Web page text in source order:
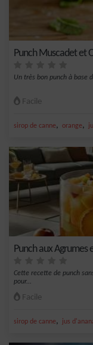
Punch Muscadet et
Un très bon punch à base
Facile
sirop de canne, orange,
Punch aux Agrumes
Cette recette de punch
pour...
Facile
sirop de canne, jus